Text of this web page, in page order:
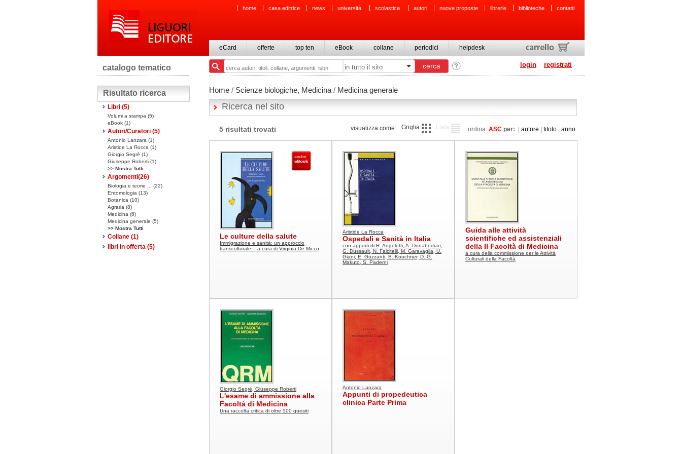
home casa editrice news università scolastica autori nuove proposte librerie biblioteche contatti
eCard offerte top ten eBook collane periodici helpdesk
login registrati
catalogo tematico
Risultato ricerca
Libri (5)
Volumi a stampa (5)
eBook (1)
Autori/Curatori (5)
Antonio Lanzara (1)
Aristide La Rocca (1)
Giorgio Segrè (1)
Giuseppe Roberti (1)
>> Mostra Tutti
Argomenti(26)
Biologia e teorie ... (22)
Entomologia (13)
Botanica (10)
Agraria (8)
Medicina (6)
Medicina generale (5)
>> Mostra Tutti
Collane (1)
libri in offerta (5)
Home / Scienze biologiche, Medicina / Medicina generale
Ricerca nel sito
5 risultati trovati visualizza come: Griglia Lista ordina ASC per: autore titolo anno
Le culture della salute
Immigrazione e sanità: un approccio
transculturale -- a cura di Virginia De Micco
Aristide La Rocca
Ospedali e Sanità in Italia
con apporti di R. Angeletti, A. Donabedian,
G. Dussault, N. Falcitelli, M. Garavaglia, U.
Giani, E. Guzzanti, B. Kouchner, D. G.
Makuto, S. Paderni
Guida alle attività
scientifiche ed assistenziali
della II Facoltà di Medicina
a cura della commissione per le Attività
Culturali della Facoltà
Giorgio Segré, Giuseppe Roberti
L'esame di ammissione alla
Facoltà di Medicina
Una raccolta critica di oltre 500 quesiti
Antonio Lanzara
Appunti di propedeutica
clinica Parte Prima